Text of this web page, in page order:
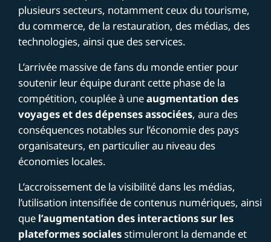
plusieurs secteurs, notamment ceux du tourisme,
du commerce, de la restauration, des médias, des
technologies, ainsi que des services.
L’arrivée massive de fans du monde entier pour
soutenir leur équipe durant cette phase de la
compétition, couplée à uneaugmentation des
voyages et des dépenses associées, aura des
conséquences notables sur l’économie des pays
organisateurs, en particulier au niveau des
économies locales.
L’accroissement de la visibilité dans les médias,
l’utilisation intensifiée de contenus numériques, ainsi
que l’augmentation des interactions sur les
plateformes sociales stimuleront la demande et